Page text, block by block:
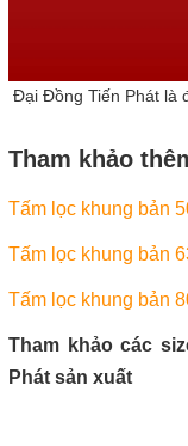
Đại Đồng Tiến Phát là
Tham khảo
Tấm lọc khung bản
Tấm lọc khung bản
Tấm lọc khung bản
Tham khảo các
Phát sản xuất